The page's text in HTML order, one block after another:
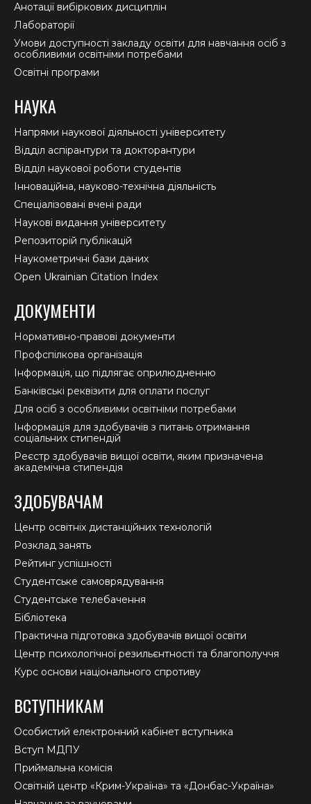
Анотації вибіркових дисциплін
Лабораторії
Умови доступності закладу освіти для навчання осіб з
особливими освітніми потребами
Освітні програми
НАУКА
Напрями наукової діяльності університету
Відділ аспірантури та докторантури
Відділ наукової роботи студентів
Інноваційна, науково-технічна діяльність
Спеціалізовані вчені ради
Наукові видання університету
Репозиторій публікацій
Наукометричні бази даних
Open Ukrainian Citation Index
ДОКУМЕНТИ
Нормативно-правові документи
Профспілкова організація
Інформація, що підлягає оприлюдненню
Банківські реквізити для оплати послуг
Для осіб з особливими освітніми потребами
Інформація для здобувачів з питань отримання
соціальних стипендій
Реєстр здобувачів вищої освіти, яким призначена
академічна стипендія
ЗДОБУВАЧАМ
Центр освітніх дистанційних технологій
Розклад занять
Рейтинг успішності
Студентське самоврядування
Студентське телебачення
Бібліотека
Практична підготовка здобувачів вищої освіти
Центр психологічної резильєнтності та благополуччя
Курс основи національного спротиву
ВСТУПНИКАМ
Особистий електронний кабінет вступника
Вступ МДПУ
Приймальна комісія
Освітній центр «Крим-Україна» та «Донбас-Україна»